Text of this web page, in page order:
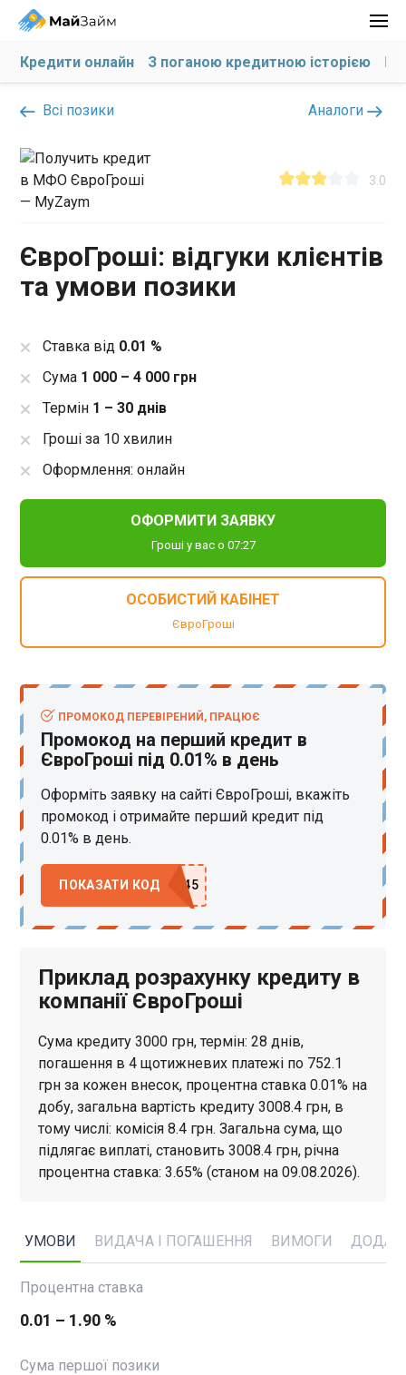
Кредити онлайн З поганою кредитною історією На
Всі позики Аналоги
3.0
ЄвроГроші: відгуки клієнтів
та умови позики
Ставка від 0.01 %
Сума 1 000 – 4 000 грн
Термін 1 – 30 днів
Гроші за 10 хвилин
Оформлення: онлайн
ОФОРМИТИ ЗАЯВКУ
Гроші у вас о 07:27
ОСОБИСТИЙ КАБІНЕТ
ЄвроГроші
ПРОМОКОД ПЕРЕВІРЕНИЙ, ПРАЦЮЄ
Промокод на перший кредит в
ЄвроГроші під 0.01% в день
Оформіть заявку на сайті ЄвроГроші, вкажіть
промокод і отримайте перший кредит під
0.01% в день.
ПОКАЗАТИ КОД
Приклад розрахунку кредиту в
компанії ЄвроГроші
Сума кредиту 3000 грн, термін: 28 днів,
погашення в 4 щотижневих платежі по 752.1
грн за кожен внесок, процентна ставка 0.01% на
добу, загальна вартість кредиту 3008.4 грн, в
тому числі: комісія 8.4 грн. Загальна сума, що
підлягає виплаті, становить 3008.4 грн, річна
процентна ставка: 3.65% (станом на 09.08.2026).
УМОВИ ВИДАЧА І ПОГАШЕННЯ ВИМОГИ
Процентна ставка
0.01 – 1.90 %
Сума першої позики